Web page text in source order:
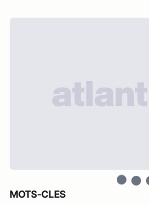
MOTS-CLES